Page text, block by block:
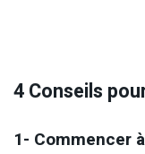
4 Conseils
1- Commencer